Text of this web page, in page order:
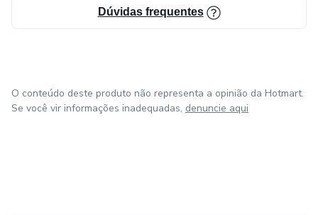
Dúvidas frequentes
O conteúdo deste produto não representa a opinião da Hotmart.
Se você vir informações inadequadas, denuncie aqui